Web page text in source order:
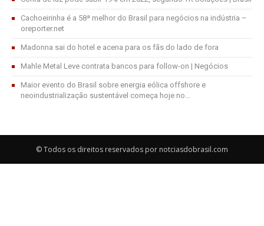
Cachoeirinha é a 58ª melhor do Brasil para negócios na indústria –
oreporter.net
Madonna sai do hotel e acena para os fãs do lado de fora
Mahle Metal Leve contrata bancos para follow-on | Negócios
Maior evento do Brasil sobre energia eólica offshore e
neoindustrialização sustentável começa hoje no...
© Todos os direitos reservados por notciasdobrasil.com